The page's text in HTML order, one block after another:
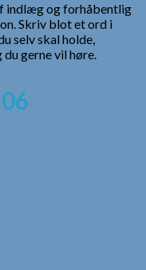
indlæg og forhåbentlig
Skriv blot et ord i
selv skal holde,
gerne vil høre.